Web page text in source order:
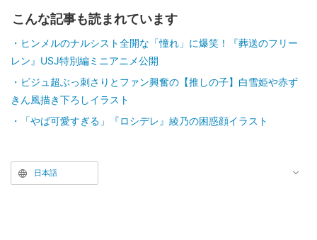
こんな記事も読まれています
ヒンメルのナルシスト全開な「憧れ」に爆笑！『葬送のフリー
レン』USJ特別編ミニアニメ公開
ビジュ超ぶっ刺さりとファン興奮の【推しの子】白雪姫や赤ず
きん風描き下ろしイラスト
「やば可愛すぎる」『ロシデレ』綾乃の困惑顔イラスト
日本語